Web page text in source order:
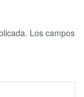
Los campos